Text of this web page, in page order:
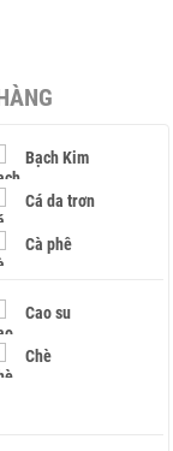
Bạch Kim
Cá da trơn
Cà phê
Cao su
Chè